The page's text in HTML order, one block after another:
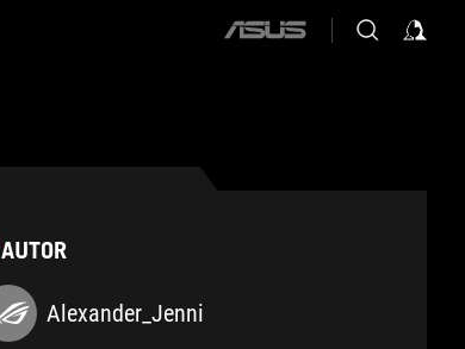
ASUS
AUTOR
Alexander_Jenni